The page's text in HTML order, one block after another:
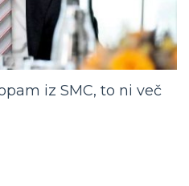
iz SMC, to ni več